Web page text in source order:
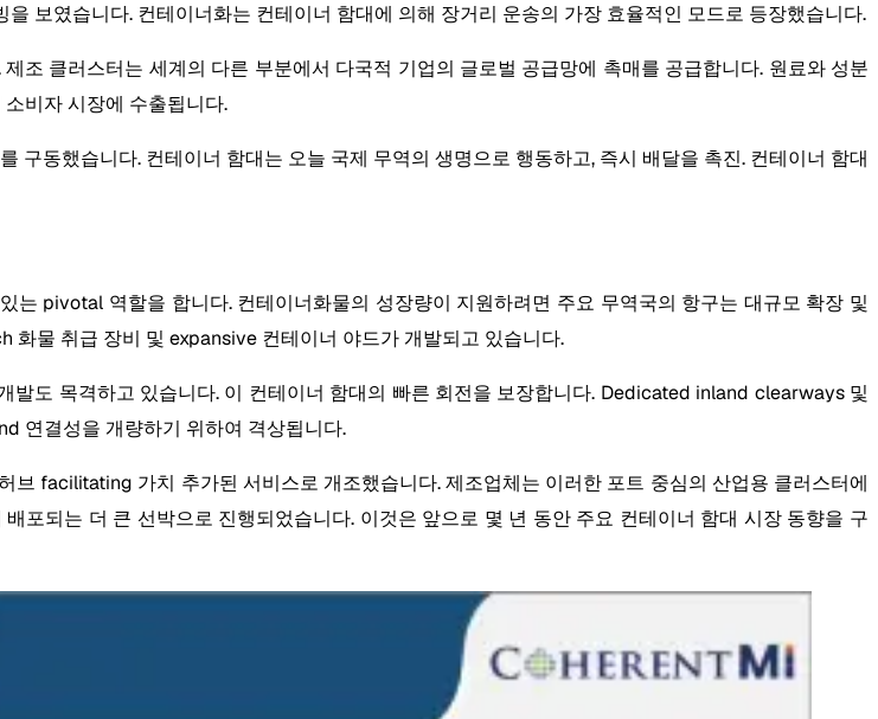
보였습니다. 컨테이너화는 컨테이너 함대에 의해 장거리 운송의 가장 효율적인 모드로 등장했습니다.
조 클러스터는 세계의 다른 부분에서 다국적 기업의 글로벌 공급망에 촉매를 공급합니다. 원료와 성분
비자 시장에 수출됩니다.
동했습니다. 컨테이너 함대는 오늘 국제 무역의 생명으로 행동하고, 즉시 배달을 촉진. 컨테이너 함대
pivotal 역할을 합니다. 컨테이너화물의 성장량이 지원하려면 주요 무역국의 항구는 대규모 확장 및
물 취급 장비 및 expansive 컨테이너 야드가 개발되고 있습니다.
도 목격하고 있습니다. 이 컨테이너 함대의 빠른 회전을 보장합니다. Dedicated inland clearways 및
연결성을 개량하기 위하여 격상됩니다.
facilitating 가치 추가된 서비스로 개조했습니다. 제조업체는 이러한 포트 중심의 산업용 클러스터에
포되는 더 큰 선박으로 진행되었습니다. 이것은 앞으로 몇 년 동안 주요 컨테이너 함대 시장 동향을 구